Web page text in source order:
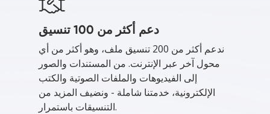
دعم أكثر من 100 تنسيق
ندعم أكثر من 200 تنسيق ملف، وهو أكثر من أي
محول آخر عبر الإنترنت. من المستندات والصور
إلى الفيديوهات والملفات الصوتية والكتب
الإلكترونية، خدمتنا شاملة - ونضيف المزيد من
التنسيقات باستمرار.